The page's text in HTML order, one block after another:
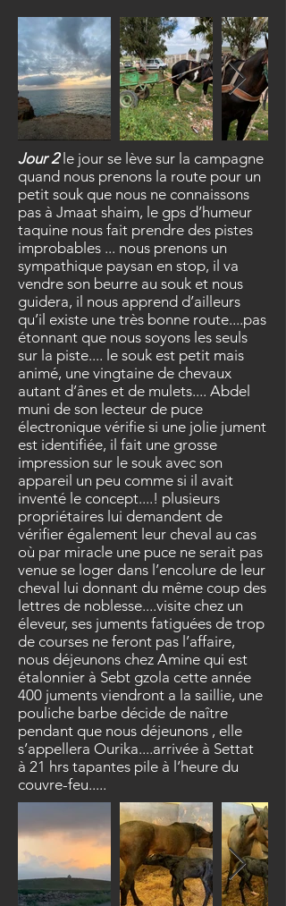
Jour 2le jour se lève sur la campagne
quand nous prenons la route pour un
petit souk que nous ne connaissons
pas à Jmaat shaim, le gps d’humeur
taquine nous fait prendre des pistes
improbables ... nous prenons un
sympathique paysan en stop, il va
vendre son beurre au souk et nous
guidera, il nous apprend d’ailleurs
qu’il existe une très bonne route....pas
étonnant que nous soyons les seuls
sur la piste.... le souk est petit mais
animé, une vingtaine de chevaux
autant d’ânes et de mulets.... Abdel
muni de son lecteur de puce
électronique vérifie si une jolie jument
est identifiée, il fait une grosse
impression sur le souk avec son
appareil un peu comme si il avait
inventé le concept....! plusieurs
propriétaires lui demandent de
vérifier également leur cheval au cas
où par miracle une puce ne serait pas
venue se loger dans l’encolure de leur
cheval lui donnant du même coup des
lettres de noblesse....visite chez un
éleveur, ses juments fatiguées de trop
de courses ne feront pas l’affaire,
nous déjeunons chez Amine qui est
étalonnier à Sebt gzola cette année
400 juments viendront a la saillie, une
pouliche barbe décide de naître
pendant que nous déjeunons , elle
s’appellera Ourika....arrivée à Settat
à 21 hrs tapantes pile à l’heure du
couvre-feu.....